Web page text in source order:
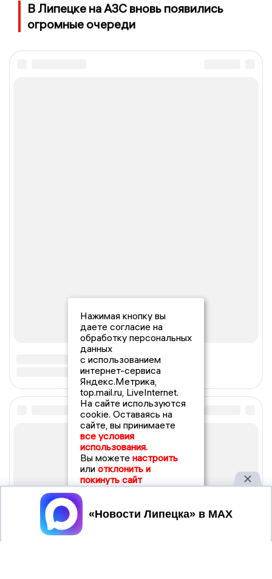
В Липецке на АЗС вновь появились
огромные очереди
Нажимая кнопку вы
даете согласие на
обработку персональных
данных
с использованием
интернет-сервиса
Яндекс.Метрика,
top.mail.ru, LiveInternet.
На сайте используются
cookie. Оставаясь на
сайте, вы принимаете
все условия
использования.
Вы можете настроить
или отклонить и
покинуть сайт
Принять